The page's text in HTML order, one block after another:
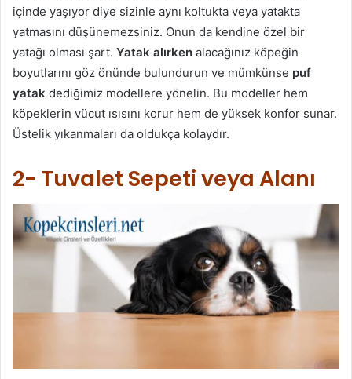
içinde yaşıyor diye sizinle aynı koltukta veya yatakta
yatmasını düşünemezsiniz. Onun da kendine özel bir
yatağı olması şart. Yatak alırken alacağınız köpeğin
boyutlarını göz önünde bulundurun ve mümkünse puf
yatak dediğimiz modellere yönelin. Bu modeller hem
köpeklerin vücut ısısını korur hem de yüksek konfor sunar.
Üstelik yıkanmaları da oldukça kolaydır.
2- Tuvalet Sepeti veya Alanı